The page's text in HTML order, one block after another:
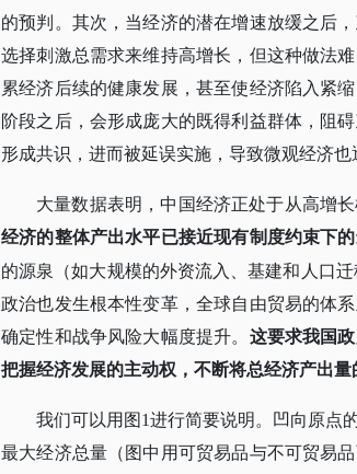
的预判。其次，当经济的潜在增速放缓之后
选择刺激总需求来维持高增长，但这种做法
累经济后续的健康发展，甚至使经济陷入紧
阶段之后，会形成庞大的既得利益群体，阻
形成共识，进而被延误实施，导致微观经济也
大量数据表明，中国经济正处于从高增
经济的整体产出水平已接近现有制度约束下的
的源泉（如大规模的外资流入、基建和人口迁
政治也发生根本性变革，全球自由贸易的体
确定性和战争风险大幅度提升。 这要求我国
把握经济发展的主动权，不断将总经济产出量
我们可以用图 1进行简要说明。凹向原点
最大经济总量（图中用可贸易品与不可贸易